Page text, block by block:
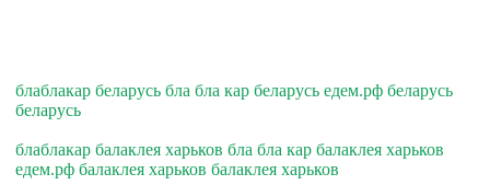
блаблакар беларусь бла бла кар беларусь едем.рф беларусь
беларусь
блаблакар балаклея харьков бла бла кар балаклея харьков
едем.рф балаклея харьков балаклея харьков